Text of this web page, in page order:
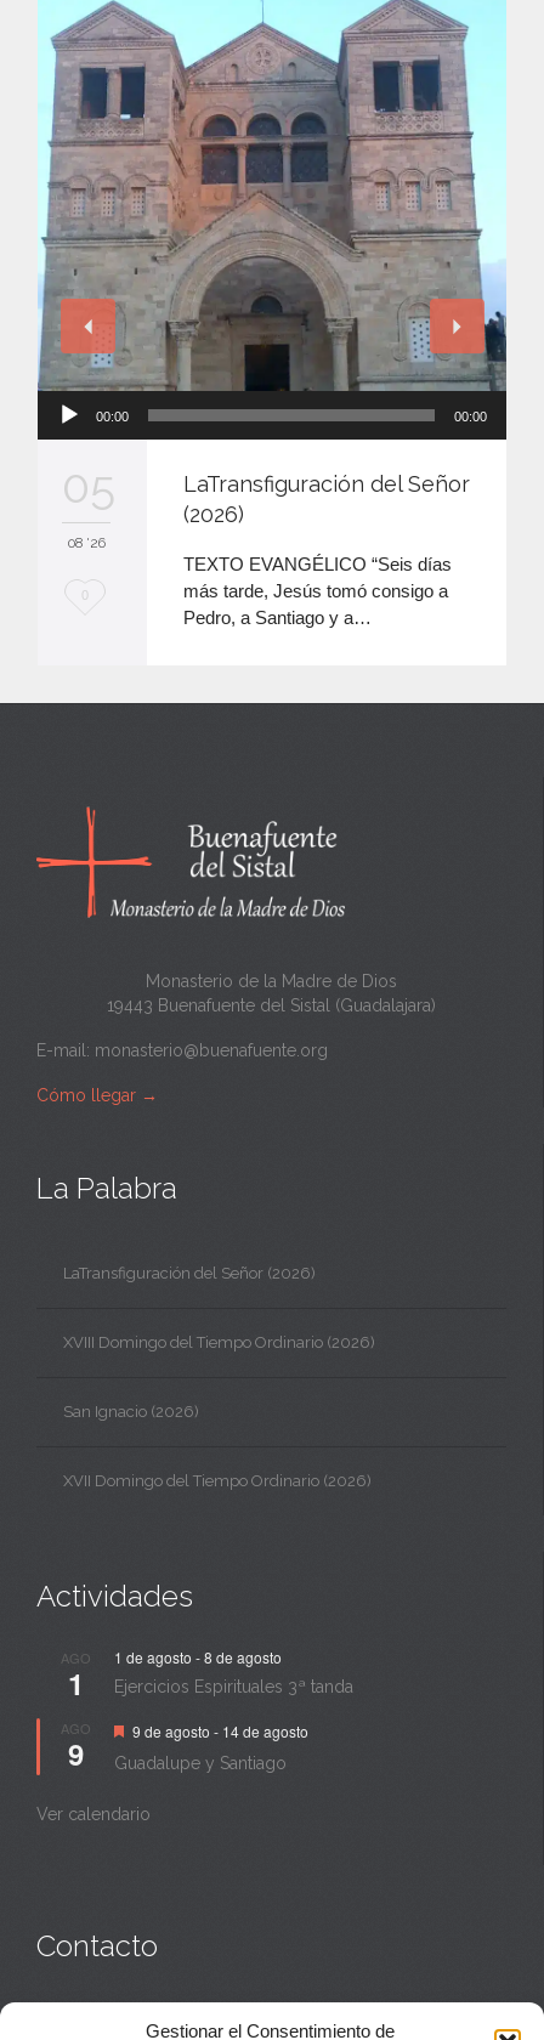
Gestionar el Consentimiento de
00:00 00:00
05
08 '26
M
n
a
0
LaTransfiguración del Señor
(2026)
TEXTO EVANGÉLICO “Seis días
más tarde, Jesús tomó consigo a
Pedro, a Santiago y a…
Monasterio de la Madre de Dios
19443 Buenafuente del Sistal (Guadalajara)
E-mail: monasterio@buenafuente.org
Cómo llegar →
La Palabra
LaTransfiguración del Señor (2026)
XVIII Domingo del Tiempo Ordinario (2026)
San Ignacio (2026)
XVII Domingo del Tiempo Ordinario (2026)
Actividades
AGO
1
1 de agosto -8 de agosto
Ejercicios Espirituales 3ª tanda
AGO
9
Destacado
9 de agosto - 14 de agosto
Guadalupe y Santiago
Ver calendario
Contacto
Monasterio:949 835 032
Casa de acogida:609 423 521o949 835 058